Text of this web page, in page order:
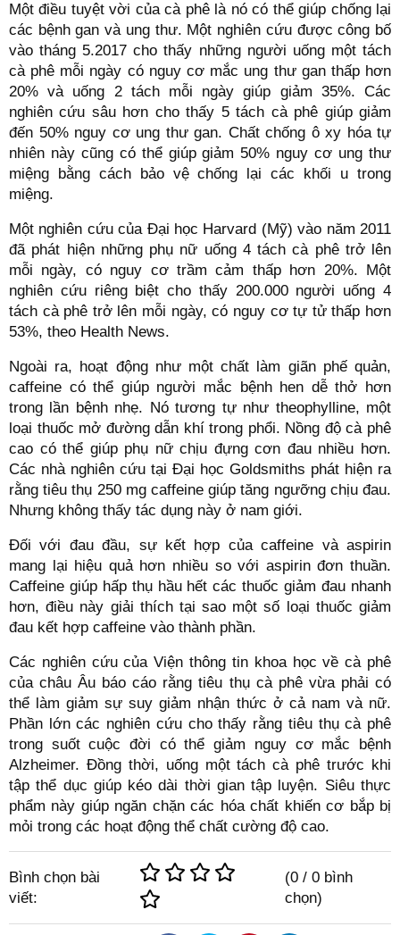
Một điều tuyệt vời của cà phê là nó có thể giúp chống lại
các bệnh gan và ung thư. Một nghiên cứu được công bố
vào tháng 5.2017 cho thấy những người uống một tách
cà phê mỗi ngày có nguy cơ mắc ung thư gan thấp hơn
20% và uống 2 tách mỗi ngày giúp giảm 35%. Các
nghiên cứu sâu hơn cho thấy 5 tách cà phê giúp giảm
đến 50% nguy cơ ung thư gan. Chất chống ô xy hóa tự
nhiên này cũng có thể giúp giảm 50% nguy cơ ung thư
miệng bằng cách bảo vệ chống lại các khối u trong
miệng.
Một nghiên cứu của Đại học Harvard (Mỹ) vào năm 2011
đã phát hiện những phụ nữ uống 4 tách cà phê trở lên
mỗi ngày, có nguy cơ trầm cảm thấp hơn 20%. Một
nghiên cứu riêng biệt cho thấy 200.000 người uống 4
tách cà phê trở lên mỗi ngày, có nguy cơ tự tử thấp hơn
53%, theo Health News.
Ngoài ra, hoạt động như một chất làm giãn phế quản,
caffeine có thể giúp người mắc bệnh hen dễ thở hơn
trong lần bệnh nhẹ. Nó tương tự như theophylline, một
loại thuốc mở đường dẫn khí trong phổi. Nồng độ cà phê
cao có thể giúp phụ nữ chịu đựng cơn đau nhiều hơn.
Các nhà nghiên cứu tại Đại học Goldsmiths phát hiện ra
rằng tiêu thụ 250 mg caffeine giúp tăng ngưỡng chịu đau.
Nhưng không thấy tác dụng này ở nam giới.
Đối với đau đầu, sự kết hợp của caffeine và aspirin
mang lại hiệu quả hơn nhiều so với aspirin đơn thuần.
Caffeine giúp hấp thụ hầu hết các thuốc giảm đau nhanh
hơn, điều này giải thích tại sao một số loại thuốc giảm
đau kết hợp caffeine vào thành phần.
Các nghiên cứu của Viện thông tin khoa học về cà phê
của châu Âu báo cáo rằng tiêu thụ cà phê vừa phải có
thể làm giảm sự suy giảm nhận thức ở cả nam và nữ.
Phần lớn các nghiên cứu cho thấy rằng tiêu thụ cà phê
trong suốt cuộc đời có thể giảm nguy cơ mắc bệnh
Alzheimer. Đồng thời, uống một tách cà phê trước khi
tập thể dục giúp kéo dài thời gian tập luyện. Siêu thực
phẩm này giúp ngăn chặn các hóa chất khiến cơ bắp bị
mỏi trong các hoạt động thể chất cường độ cao.
Bình chọn bài
viết:
(0 /0 bình
chọn)